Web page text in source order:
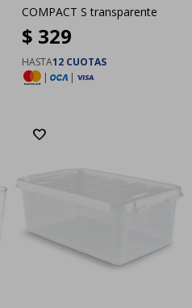
COMPACT S transparente
$ 329
HASTA12 CUOTAS
|
|